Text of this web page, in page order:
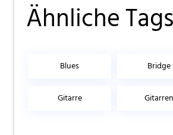
Ähnliche Tags
Blues Bridge
Gitarre Gitarren